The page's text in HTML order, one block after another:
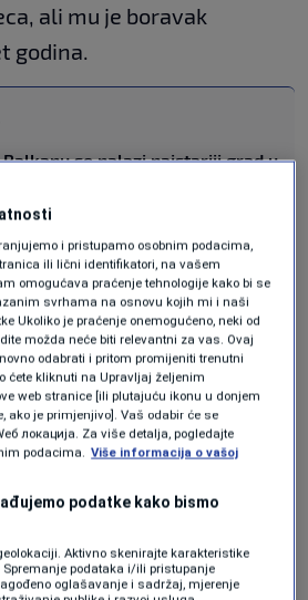
ali mu je boravak
godina.
Balkanu se nalazi najstariji grad u
na svijetu
| 22. apr.
greške banke, "obični čovjek"
225 puta bogatiji od Elona
|22. apr.
njegov prvi posao u
gradilištu."Kada sam
sam da nemam novca,
ćeš novac. Nemam
Ne znam jezik - ne treba ti.
, ispričao je zaYT kanal
i pristupamo osobnim podacima,
ili lični identifikatori, na vašem
omogućava praćenje tehnologije kako bi se
svrhama na osnovu kojih mi i naši
Ukoliko je praćenje onemogućeno, neki od
možda neće biti relevantni za vas. Ovaj
odabrati i pritom promijeniti trenutni
ćete kliknuti na Upravljaj željenim
web stranice [ili plutajuću ikonu u donjem
ako je primjenjivo]. Vaš odabir će se
локација. Za više detalja, pogledajte
podacima. Više informacija o vašoj
podatke kako bismo
Aktivno skenirajte karakteristike
podataka i/ili pristupanje
oglašavanje i sadržaj, mjerenje